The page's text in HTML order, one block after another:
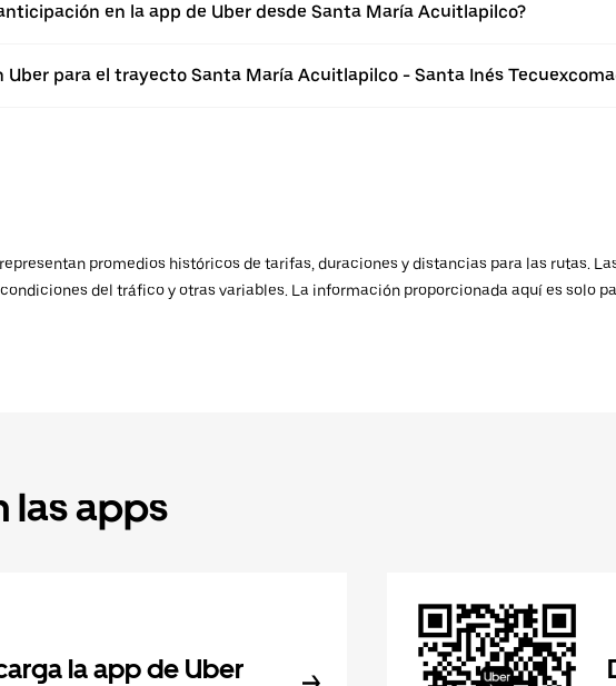
en la app de Uber desde Santa María Acuitlapilco?
para el trayecto Santa María Acuitlapilco - Santa Inés
promedios históricos de tarifas, duraciones y distancias para las rutas.
del tráfico y otras variables. La información proporcionada aquí es solo
las apps
la app de Uber